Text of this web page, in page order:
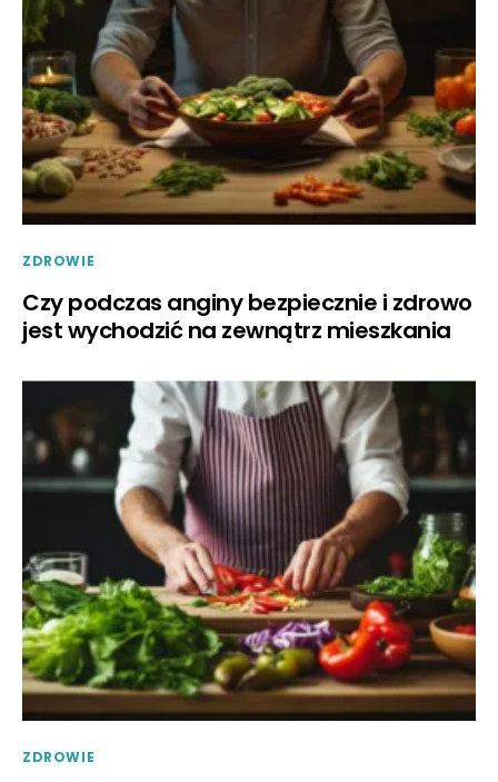
ZDROWIE
Czy podczas anginy bezpiecznie i zdrowo
jest wychodzić na zewnątrz mieszkania
ZDROWIE